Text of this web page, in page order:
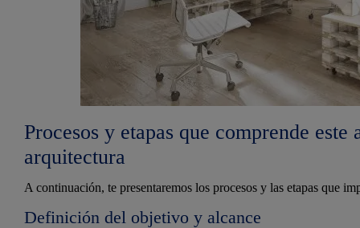
Procesos y etapas que comprende
arquitectura
A continuación, te presentaremos los procesos y las etapas que
Definición del objetivo y alcance